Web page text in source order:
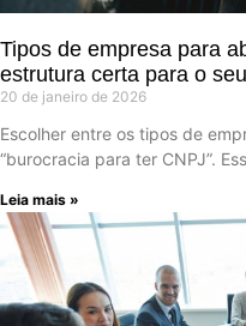
Tipos de empresa para
estrutura certa para o
20 de janeiro de 2026
Escolher entre os tipos de
“burocracia para ter CNPJ”.
Leia mais »